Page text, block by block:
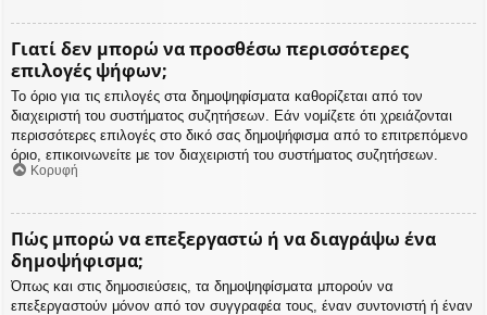
Γιατί δεν μπορώ να προσθέσω περισσότερες
επιλογές ψήφων;
Το όριο για τις επιλογές στα δημοψηφίσματα καθορίζεται από τον
διαχειριστή του συστήματος συζητήσεων. Εάν νομίζετε ότι χρειάζονται
περισσότερες επιλογές στο δικό σας δημοψήφισμα από το επιτρεπόμενο
όριο, επικοινωνείτε με τον διαχειριστή του συστήματος συζητήσεων.
Κορυφή
Πώς μπορώ να επεξεργαστώ ή να διαγράψω ένα
δημοψήφισμα;
Όπως και στις δημοσιεύσεις, τα δημοψηφίσματα μπορούν να
επεξεργαστούν μόνον από τον συγγραφέα τους, έναν συντονιστή ή έναν